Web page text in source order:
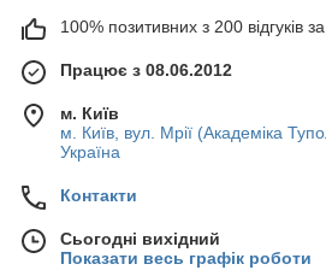
100% позитивних з 200 відгуків за
Працює з 08.06.2012
м. Київ
м. Київ, вул. Мрії (Академіка
Україна
Контакти
Сьогодні вихідний
Показати весь графік роботи